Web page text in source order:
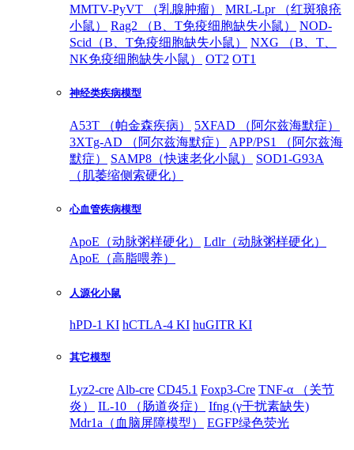
MMTV-PyVT （乳腺肿瘤）
MRL-Lpr （红斑狼疮
小鼠）
Rag2 （B、T免疫细胞缺失小鼠）
NOD-
Scid（B、T免疫细胞缺失小鼠）
NXG （B、T、
NK免疫细胞缺失小鼠）
OT2 OT1
神经类疾病模型
A53T （帕金森疾病）
5XFAD （阿尔兹海默症）
3XTg-AD （阿尔兹海默症）
APP/PS1 （阿尔兹海
默症）
SAMP8（快速老化小鼠）
SOD1-G93A
（肌萎缩侧索硬化）
心血管疾病模型
ApoE（动脉粥样硬化）
Ldlr（动脉粥样硬化）
ApoE（高脂喂养）
人源化小鼠
hPD-1 KI hCTLA-4 KI huGITR KI
其它模型
Lyz2-cre Alb-cre CD45.1 Foxp3-Cre TNF-α （关节
炎）
IL-10 （肠道炎症）
Ifng (γ干扰素缺失)
Mdr1a（血脑屏障模型）
EGFP绿色荧光